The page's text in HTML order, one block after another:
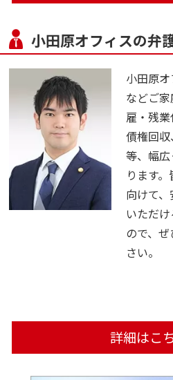
小田原オフィスの弁
小田原
などご
雇・残業
債権回
等、幅
ります
向けて
いただ
ので、
さい。
詳細はこ